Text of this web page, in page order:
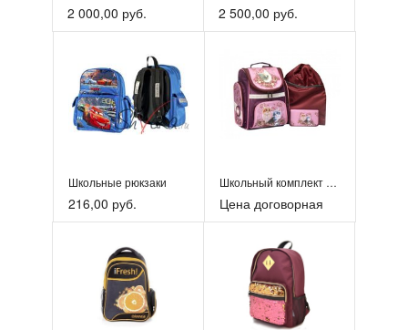
2 000,00 руб. 2 500,00 руб.
Школьные рюкзаки
216,00 руб.
Школьный комплект КОТЯТА. Артикул: К-043/009
Цена договорная